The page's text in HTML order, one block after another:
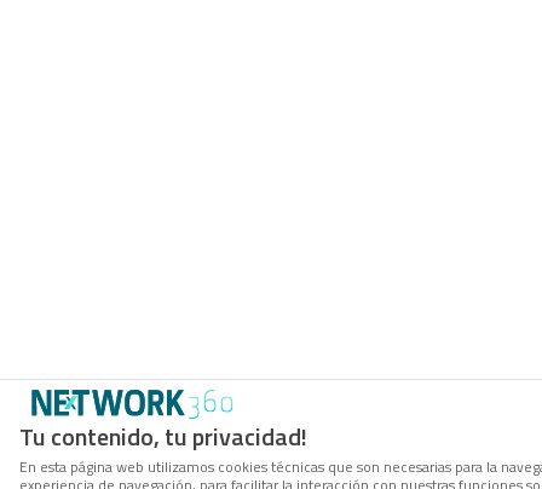
Tu contenido, tu privacidad!
En esta página web utilizamos cookies técnicas que son necesarias para la